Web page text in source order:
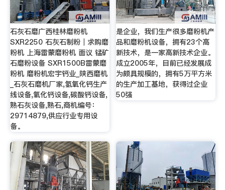
石灰石磨广西桂林磨粉机
SXR2250 石灰石制粉︱求购磨
粉机 上海雷蒙磨粉机 面议 锰矿
石磨粉设备 SXR1500B雷蒙磨
粉机 磨粉机宏宇钙业_陕西磨机
_石灰石磨机厂家,氢氧化钙生产
线设备,氧化钙设备,碳酸钙设备,
熟石灰设备,熟石,商机编号：
29714879,供应行业专用设
备。
是企业，我们生产很多磨粉机产
品和磨粉机设备，拥有23个高
新技术，是一家高新技术企业。
成立2005年，目前已经发展成
为颇具规模的，拥有5万平方米
的生产加工基地，获得过企业
50强